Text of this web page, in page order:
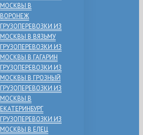
МОСКВЫ В
ВОРОНЕЖ
ГРУЗОПЕРЕВОЗКИ ИЗ
МОСКВЫ В ВЯЗЬМУ
ГРУЗОПЕРЕВОЗКИ ИЗ
МОСКВЫ В ГАГАРИН
ГРУЗОПЕРЕВОЗКИ ИЗ
МОСКВЫ В ГРОЗНЫЙ
ГРУЗОПЕРЕВОЗКИ ИЗ
МОСКВЫ В
ЕКАТЕРИНБУРГ
ГРУЗОПЕРЕВОЗКИ ИЗ
МОСКВЫ В ЕЛЕЦ